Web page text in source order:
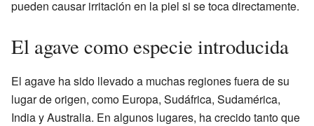
pueden causar irritación en la piel si se toca directamente.
El agave como especie introducida
El agave ha sido llevado a muchas regiones fuera de su
lugar de origen, como Europa, Sudáfrica, Sudamérica,
India y Australia. En algunos lugares, ha crecido tanto que